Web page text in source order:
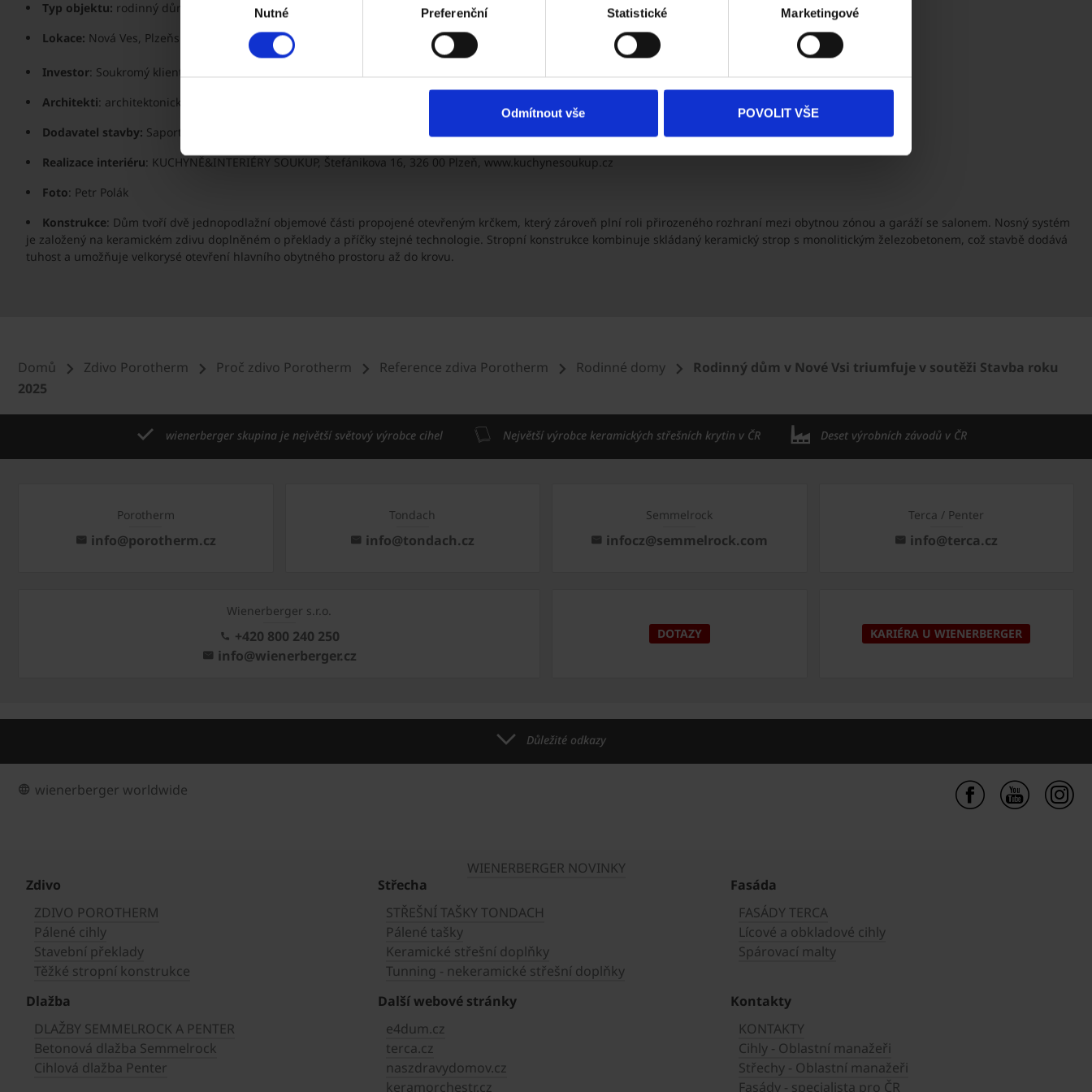
Nutné Preferenční Statistické Marketingové
Odmítnout vše POVOLIT VŠE
Typ objektu: rodinný dům
Lokace: Nová Ves, Plzeňský kraj
Investor: Soukromý klient
Architekti: architektonické studio LUNI architekti s.r.o, Lukáš Janout, Nina Ratočka Pevná, Pavel Janout
Dodavatel stavby: Saportan s.r.o., Zdeněk Wiener, Bohumil Hrnčíř
Realizace interiéru: KUCHYNĚ&INTERIÉRY SOUKUP, Štefánikova 16, 326 00 Plzeň, www.kuchynesoukup.cz
Foto: Petr Polák
Konstrukce: Dům tvoří dvě jednopodlažní objemové části propojené otevřeným krčkem, který zároveň plní roli přirozeného rozhraní mezi obytnou zónou a garáží se salonem. Nosný systém
je založený na keramickém zdivu doplněném o překlady a příčky stejné technologie. Stropní konstrukce kombinuje skládaný keramický strop s monolitickým železobetonem, což stavbě dodává
tuhost a umožňuje velkorysé otevření hlavního obytného prostoru až do krovu.
Domů Zdivo Porotherm Proč zdivo Porotherm Reference zdiva Porotherm Rodinné domy
Rodinný dům v Nové Vsi triumfuje v soutěži Stavba roku
2025
wienerberger skupina je největší světový výrobce cihel Největší výrobce keramických střešních krytin v ČR Deset výrobních závodů v ČR
Porotherm
info@porotherm.cz
Tondach
info@tondach.cz
Semmelrock
infocz@semmelrock.com
Terca / Penter
info@terca.cz
Wienerberger s.r.o.
+420 800 240 250
info@wienerberger.cz
DOTAZY KARIÉRA U WIENERBERGER
Důležité odkazy
wienerberger worldwide
WIENERBERGER NOVINKY
Zdivo
ZDIVO POROTHERM
Pálené cihly
Stavební překlady
Těžké stropní konstrukce
Střecha
STŘEŠNÍ TAŠKY TONDACH
Pálené tašky
Keramické střešní doplňky
Tunning - nekeramické střešní doplňky
Fasáda
FASÁDY TERCA
Lícové a obkladové cihly
Spárovací malty
Dlažba
DLAŽBY SEMMELROCK A PENTER
Betonová dlažba Semmelrock
Cihlová dlažba Penter
Další webové stránky
e4dum.cz
terca.cz
naszdravydomov.cz
keramorchestr.cz
Kontakty
KONTAKTY
Cihly - Oblastní manažeři
Střechy - Oblastní manažeři
Fasády - specialista pro ČR